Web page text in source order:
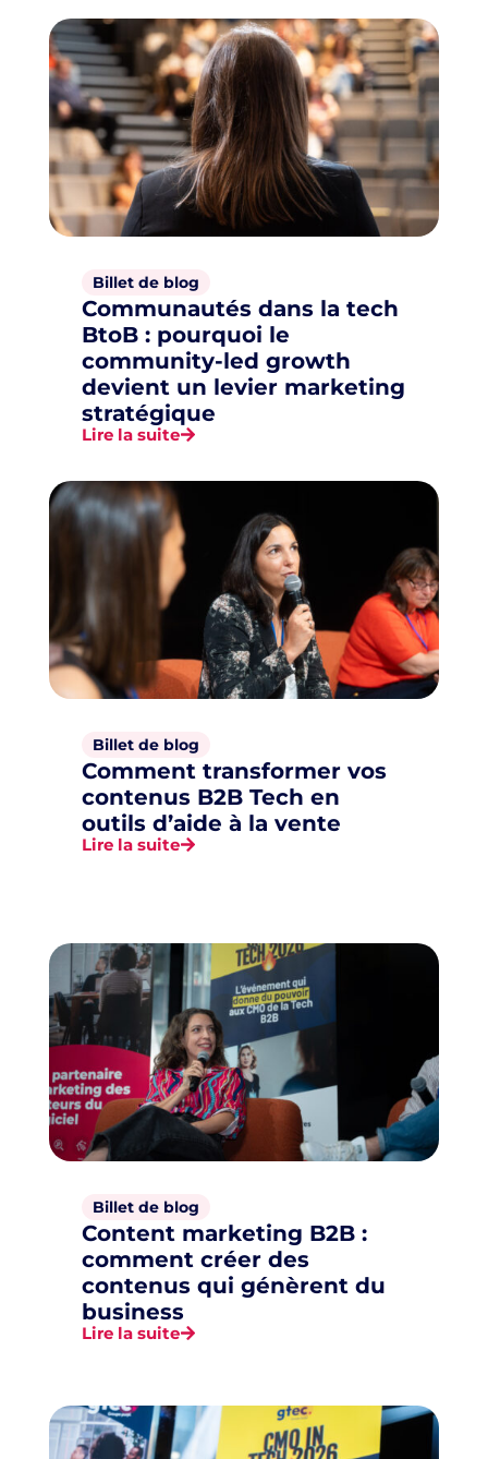
Billet de blog
Communautés dans la tech
BtoB : pourquoi le
community-led growth
devient un levier marketing
stratégique
Lire la suite
Billet de blog
Comment transformer vos
contenus B2B Tech en
outils d’aide à la vente
Lire la suite
Billet de blog
Content marketing B2B :
comment créer des
contenus qui génèrent du
business
Lire la suite